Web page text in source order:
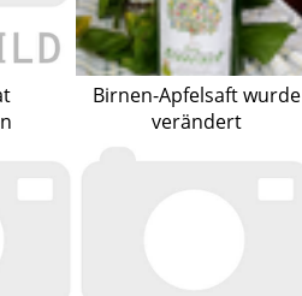
Birnen-Apfelsaft wurde
verändert